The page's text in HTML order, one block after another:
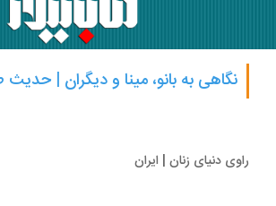
نگاهی به بانو، مینا و دیگران | حدیث طالبی
دنیای زنان | ایران